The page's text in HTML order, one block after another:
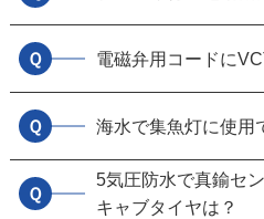
Ｑ 電磁弁用コードに
Ｑ 海水で集魚灯に使用
Ｑ
5気圧防水で真鍮セ
キャブタイヤは？